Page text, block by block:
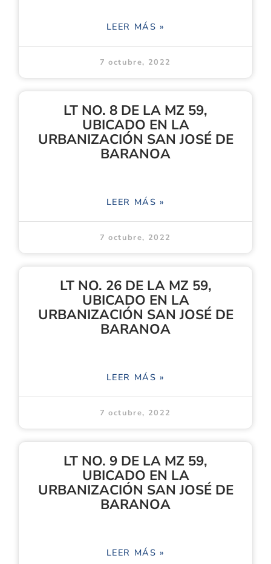
LEER MÁS »
7 octubre, 2022
LT NO. 8 DE LA MZ 59,
UBICADO EN LA
URBANIZACIÓN SAN JOSÉ DE
BARANOA
LEER MÁS »
7 octubre, 2022
LT NO. 26 DE LA MZ 59,
UBICADO EN LA
URBANIZACIÓN SAN JOSÉ DE
BARANOA
LEER MÁS »
7 octubre, 2022
LT NO. 9 DE LA MZ 59,
UBICADO EN LA
URBANIZACIÓN SAN JOSÉ DE
BARANOA
LEER MÁS »